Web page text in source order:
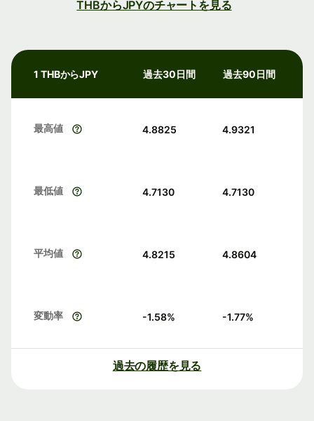
THBからJPYのチャートを見る
1 THBからJPY 過去30日間 過去90日間
最高値 4.8825 4.9321
最低値 4.7130 4.7130
平均値 4.8215 4.8604
変動率 -1.58% -1.77%
過去の履歴を見る